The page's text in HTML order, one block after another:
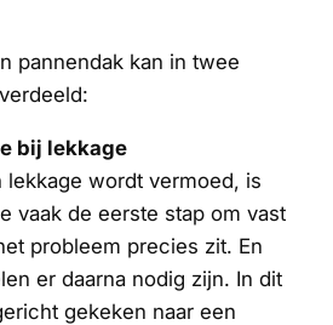
pannendak kan in twee
bij lekkage
lekkage wordt vermoed, is
vaak de eerste stap om vast
probleem precies zit. En
er daarna nodig zijn. In dit
gekeken naar een